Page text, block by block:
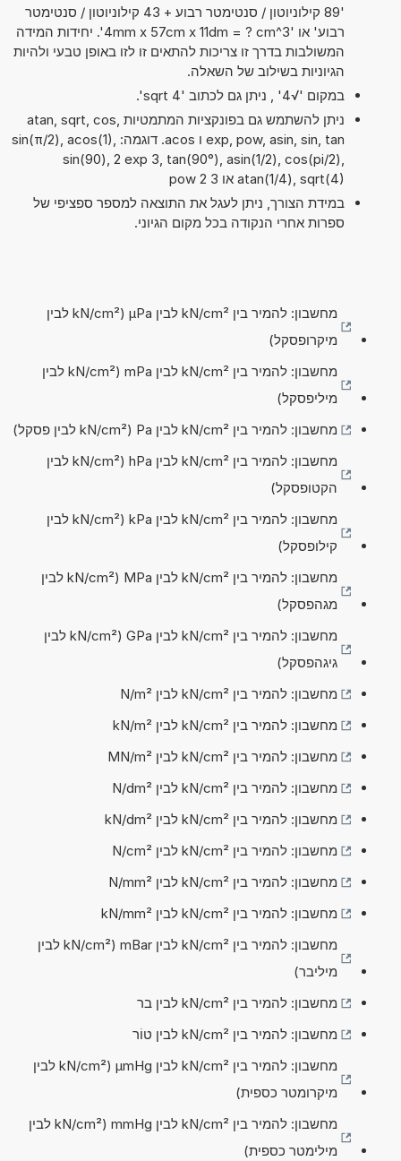
'89 קילוניוטון / סנטימטר רבוע + 43 קילוניוטון / סנטימטר
רבוע' או '4mm x 57cm x 11dm = ? cm^3'. יחידות המידה
המשולבות בדרך זו צריכות להתאים זו לזו באופן טבעי ולהיות
הגיוניות בשילוב של השאלה.
במקום '√4' , ניתן גם לכתוב 'sqrt 4'.
ניתן להשתמש גם בפונקציות המתמטיות atan, sqrt, cos,
exp, pow, asin, sin, tan ו acos. דוגמה: sin(π/2), acos(1),
sin(90), 2 exp 3, tan(90°), asin(1/2), cos(pi/2),
atan(1/4), sqrt(4) או 3 pow 2
במידת הצורך, ניתן לעגל את התוצאה למספר ספציפי של
ספרות אחרי הנקודה בכל מקום הגיוני.
מחשבון: להמיר בין kN/cm² לבין µPa (kN/cm² לבין
מיקרופסקל)
מחשבון: להמיר בין kN/cm² לבין mPa (kN/cm² לבין
מיליפסקל)
מחשבון: להמיר בין kN/cm² לבין Pa (kN/cm² לבין פסקל)
מחשבון: להמיר בין kN/cm² לבין hPa (kN/cm² לבין
הקטופסקל)
מחשבון: להמיר בין kN/cm² לבין kPa (kN/cm² לבין
קילופסקל)
מחשבון: להמיר בין kN/cm² לבין MPa (kN/cm² לבין
מגהפסקל)
מחשבון: להמיר בין kN/cm² לבין GPa (kN/cm² לבין
גיגהפסקל)
מחשבון: להמיר בין kN/cm² לבין N/m²
מחשבון: להמיר בין kN/cm² לבין kN/m²
מחשבון: להמיר בין kN/cm² לבין MN/m²
מחשבון: להמיר בין kN/cm² לבין N/dm²
מחשבון: להמיר בין kN/cm² לבין kN/dm²
מחשבון: להמיר בין kN/cm² לבין N/cm²
מחשבון: להמיר בין kN/cm² לבין N/mm²
מחשבון: להמיר בין kN/cm² לבין kN/mm²
מחשבון: להמיר בין kN/cm² לבין mBar (kN/cm² לבין
מיליבר)
מחשבון: להמיר בין kN/cm² לבין בר
מחשבון: להמיר בין kN/cm² לבין טוֹר
מחשבון: להמיר בין kN/cm² לבין µmHg (kN/cm² לבין
מיקרומטר כספית)
מחשבון: להמיר בין kN/cm² לבין mmHg (kN/cm² לבין
מילימטר כספית)